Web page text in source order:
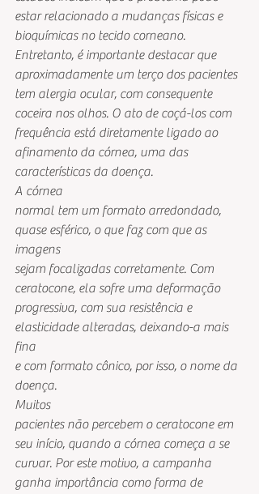
estar relacionado a mudanças físicas e
bioquímicas no tecido corneano.
Entretanto, é importante destacar que
aproximadamente um terço dos pacientes
tem alergia ocular, com consequente
coceira nos olhos. O ato de coçá-los com
frequência está diretamente ligado ao
afinamento da córnea, uma das
características da doença.
A córnea
normal tem um formato arredondado,
quase esférico, o que faz com que as
imagens
sejam focalizadas corretamente. Com
ceratocone, ela sofre uma deformação
progressiva, com sua resistência e
elasticidade alteradas, deixando-a mais
fina
e com formato cônico, por isso, o nome da
doença.
Muitos
pacientes não percebem o ceratocone em
seu início, quando a córnea começa a se
curvar. Por este motivo, a campanha
ganha importância como forma de